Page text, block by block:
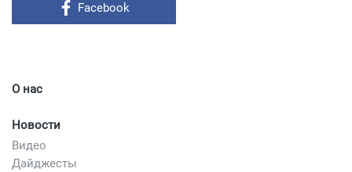
О нас
Новости
Видео
Дайджесты
Facebook